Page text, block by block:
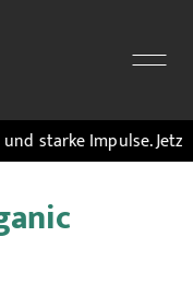
Impulse. Jetzt den